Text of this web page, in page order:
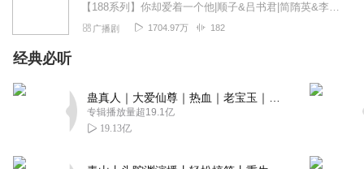
【188系列】你却爱着一个他|顺子&吕书君|简隋英&李玉>>>>>点击收听双A酸涩暗恋、破镜重圆、HE，麦香鸡呢原著，顺子x倒霉死勒领衔演播！许则x陆赫扬、顾迟...
广播剧 1704.97万 182
经典必听
专辑播放量超19.1亿
19.13亿